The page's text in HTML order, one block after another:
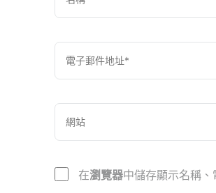
在瀏覽器中儲存顯示名稱